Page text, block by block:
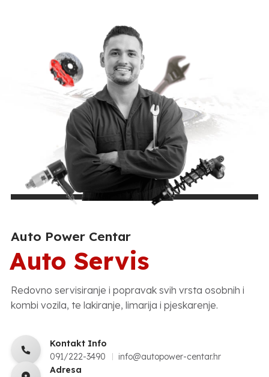
Auto Power Centar
Auto Servis
Redovno servisiranje i popravak svih vrsta osobnih i
kombi vozila, te lakiranje, limarija i pjeskarenje.
Kontakt Info
091/222-3490
info@autopower-centar.hr
Adresa